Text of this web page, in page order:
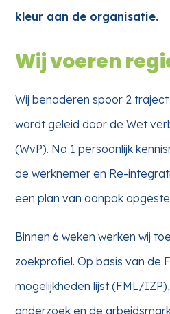
kleur aan de organisatie.
Wij voeren
Wij benaderen spoor 2
wordt geleid door de Wet
(WvP). Na 1 persoonlijk
de werknemer en Re-
een plan van aanpak
Binnen 6 weken werken wij
zoekprofiel. Op basis van de
mogelijkheden lijst (FML/
onderzoek en de